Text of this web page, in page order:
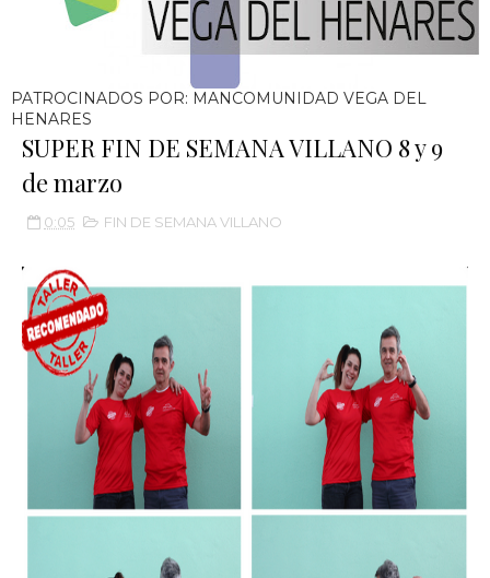
PATROCINADOS POR: MANCOMUNIDAD VEGA DEL
HENARES
SUPER FIN DE SEMANA VILLANO 8 y 9
de marzo
0:05 FIN DE SEMANA VILLANO